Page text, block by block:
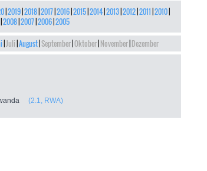
| 2019| 2018| 2017| 2016| 2015| 2014| 2013| 2012| 2011 2010|
2008| 2007| 2006| 2005
Juli August September Oktober November Dezember
(2.1, RWA)